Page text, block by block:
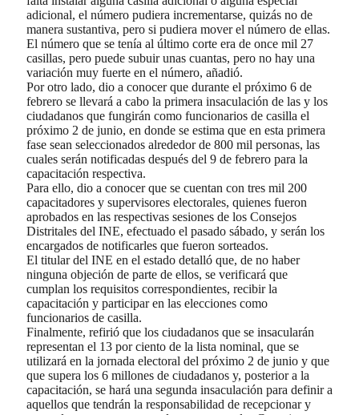
adicional, el número pudiera incrementarse, quizás no de
manera sustantiva, pero si pudiera mover el número de ellas.
El número que se tenía al último corte era de once mil 27
casillas, pero puede subuir unas cuantas, pero no hay una
variación muy fuerte en el número, añadió.
Por otro lado, dio a conocer que durante el próximo 6 de
febrero se llevará a cabo la primera insaculación de las y los
ciudadanos que fungirán como funcionarios de casilla el
próximo 2 de junio, en donde se estima que en esta primera
fase sean seleccionados alrededor de 800 mil personas, las
cuales serán notificadas después del 9 de febrero para la
capacitación respectiva.
Para ello, dio a conocer que se cuentan con tres mil 200
capacitadores y supervisores electorales, quienes fueron
aprobados en las respectivas sesiones de los Consejos
Distritales del INE, efectuado el pasado sábado, y serán los
encargados de notificarles que fueron sorteados.
El titular del INE en el estado detalló que, de no haber
ninguna objeción de parte de ellos, se verificará que
cumplan los requisitos correspondientes, recibir la
capacitación y participar en las elecciones como
funcionarios de casilla.
Finalmente, refirió que los ciudadanos que se insacularán
representan el 13 por ciento de la lista nominal, que se
utilizará en la jornada electoral del próximo 2 de junio y que
que supera los 6 millones de ciudadanos y, posterior a la
capacitación, se hará una segunda insaculación para definir a
aquellos que tendrán la responsabilidad de recepcionar y